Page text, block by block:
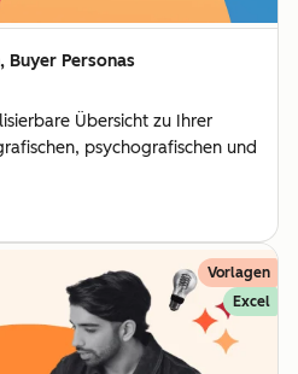
Personas
Übersicht zu Ihrer
psychografischen und
Vorlagen
Excel